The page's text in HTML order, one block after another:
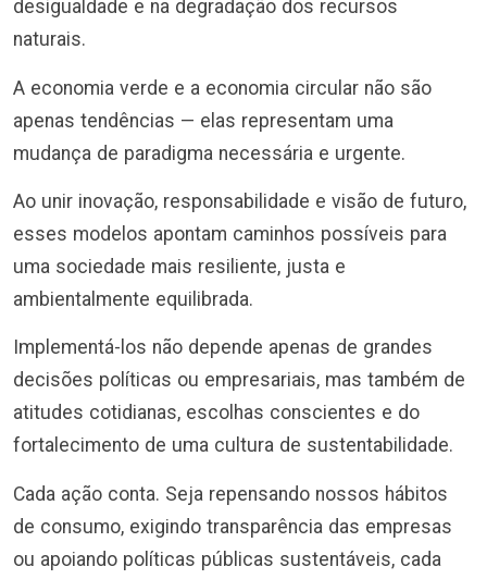
desigualdade e na degradação dos recursos
naturais.
A economia verde e a economia circular não são
apenas tendências — elas representam uma
mudança de paradigma necessária e urgente.
Ao unir inovação, responsabilidade e visão de futuro,
esses modelos apontam caminhos possíveis para
uma sociedade mais resiliente, justa e
ambientalmente equilibrada.
Implementá-los não depende apenas de grandes
decisões políticas ou empresariais, mas também de
atitudes cotidianas, escolhas conscientes e do
fortalecimento de uma cultura de sustentabilidade.
Cada ação conta. Seja repensando nossos hábitos
de consumo, exigindo transparência das empresas
ou apoiando políticas públicas sustentáveis, cada